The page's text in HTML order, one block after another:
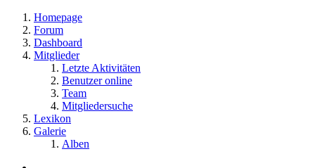
Homepage
Forum
Dashboard
Mitglieder
Letzte Aktivitäten
Benutzer online
Team
Mitgliedersuche
Lexikon
Galerie
Alben